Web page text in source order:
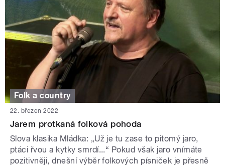
Folk a country
22. březen 2022
Jarem protkaná folková pohoda
Slova klasika Mládka: „Už je tu zase to pitomý jaro,
ptáci řvou a kytky smrdí...“ Pokud však jaro vnímáte
pozitivněji, dnešní výběr folkových písniček je přesně